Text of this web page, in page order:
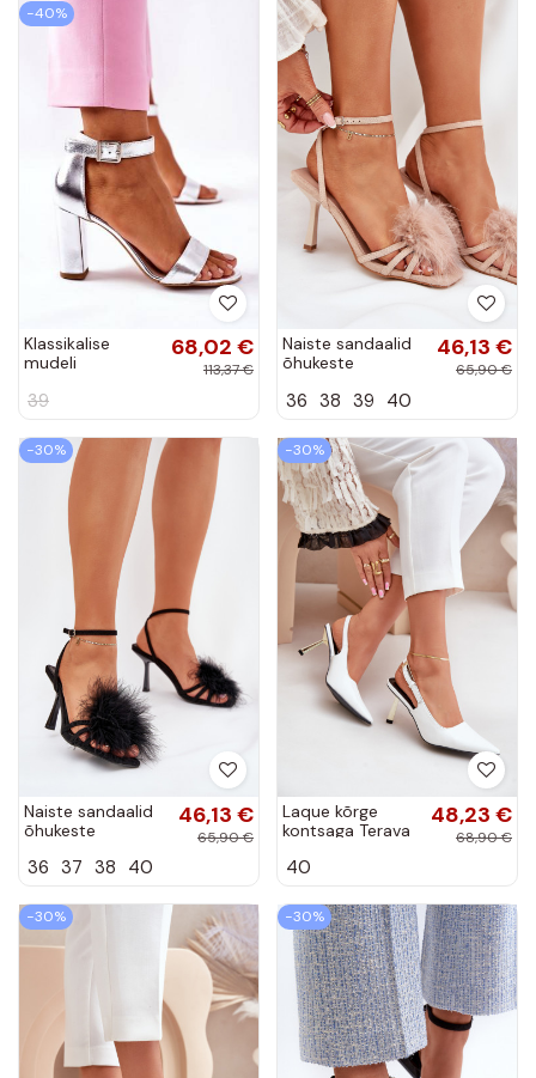
−40%
Klassikalise
mudeli
naturaalsest
värvi Laura Messi
68,02 €
113,37 €
39
Naiste sandaalid
õhukeste
sulgedega
46,13 €
65,90 €
36 38 39 40
−30%
Naiste sandaalid
õhukeste
sulgedega must
46,13 €
65,90 €
36 37 38 40
−30%
Laque kõrge
kontsaga Terava
valget värvi
48,23 €
68,90 €
40
−30% −30%